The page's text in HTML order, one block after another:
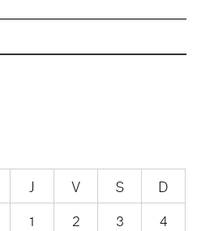
J V S
D
1
2 3
4